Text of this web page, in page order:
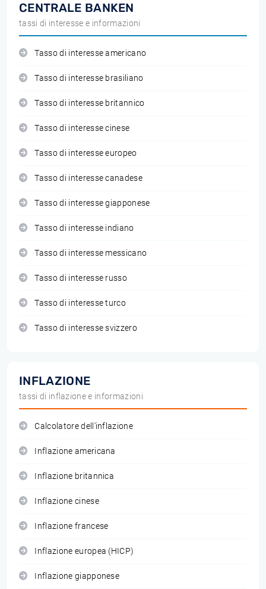
CENTRALE BANKEN
tassi di interesse e informazioni
Tasso di interesse americano
Tasso di interesse brasiliano
Tasso di interesse britannico
Tasso di interesse cinese
Tasso di interesse europeo
Tasso di interesse canadese
Tasso di interesse giapponese
Tasso di interesse indiano
Tasso di interesse messicano
Tasso di interesse russo
Tasso di interesse turco
Tasso di interesse svizzero
INFLAZIONE
tassi di inflazione e informazioni
Calcolatore dell'inflazione
Inflazione americana
Inflazione britannica
Inflazione cinese
Inflazione francese
Inflazione europea (HICP)
Inflazione giapponese